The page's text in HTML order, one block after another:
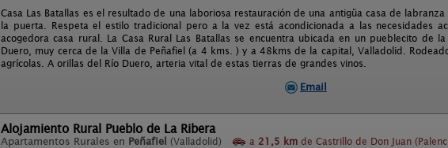
Casa Las Batallas es el resultado de una laboriosa restauración de una antigüa casa de
la puerta. Respeta el estilo tradicional pero a la vez está acondicionada a las necesidades
acogedora casa rural. La Casa Rural Las Batallas se encuentra ubicada en un pueblecito de
Duero, muy cerca de la Villa de Peñafiel (a 4 kms. ) y a 48kms de la capital, Valladolid.
agrícolas. A orillas del Río Duero, arteria vital de estas tierras de grandes vinos.
Email
Alojamiento Rural Pueblo de La Ribera
Apartamentos Rurales en Peñafiel (Valladolid) a 21,5 km de Castrillo de Don Juan